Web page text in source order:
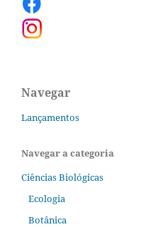
Navegar
Lançamentos
Navegar a categoria
Ciências Biológicas
Ecologia
Botânica